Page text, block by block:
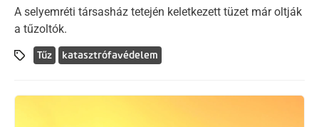
A selyemréti társasház tetején keletkezett tüzet már oltják
a tűzoltók.
Tűz katasztrófavédelem